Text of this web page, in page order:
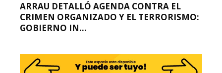
ARRAU DETALLÓ AGENDA CONTRA EL
CRIMEN ORGANIZADO Y EL TERRORISMO:
GOBIERNO IN...